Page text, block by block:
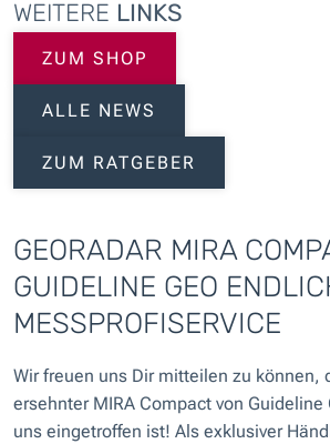
GEORADAR MIRA
GUIDELINE GEO
MESSPROFISERVICE
Wir freuen uns Dir mitteilen zu können,
ersehnter MIRA Compact von Guideline
uns eingetroffen ist! Als exklusiver
WEITERE LINKS
ZUM SHOP
ALLE NEWS
ZUM RATGEBER